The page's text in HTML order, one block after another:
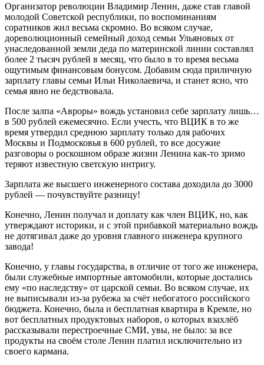
Организатор революции Владимир Ленин, даже став главой
молодой Советской республики, по воспоминаниям
соратников жил весьма скромно. Во всяком случае,
дореволюционный семейный доход семьи Ульяновых от
унаследованной земли деда по материнской линии составлял
более 2 тысяч рублей в месяц, что было в то время весьма
ощутимым финансовым бонусом. Добавим сюда приличную
зарплату главы семьи Ильи Николаевича, и станет ясно, что
семья явно не бедствовала.
После залпа «Авроры» вождь установил себе зарплату лишь…
в 500 рублей ежемесячно. Если учесть, что ВЦИК в то же
время утвердил среднюю зарплату только для рабочих
Москвы и Подмосковья в 600 рублей, то все досужие
разговоры о роскошном образе жизни Ленина как-то зримо
теряют известную светскую интригу.
Зарплата же высшего инженерного состава доходила до 3000
рублей — почувствуйте разницу!
Конечно, Ленин получал и доплату как член ВЦИК, но, как
утверждают историки, и с этой прибавкой материально вождь
не дотягивал даже до уровня главного инженера крупного
завода!
Конечно, у главы государства, в отличие от того же инженера,
были служебные импортные автомобили, которые достались
ему «по наследству» от царской семьи. Во всяком случае, их
не выписывали из-за рубежа за счёт небогатого российского
бюджета. Конечно, была и бесплатная квартира в Кремле, но
вот бесплатных продуктовых наборов, о которых взахлёб
рассказывали перестроечные СМИ, увы, не было: за все
продукты на своём столе Ленин платил исключительно из
своего кармана.